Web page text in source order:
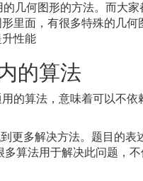
几何图形的方法。而大
里面，有很多特殊的几何
性能
的算法
的算法，意味着可以不依
更多解决方法。题目的
算法用于解决此问题，